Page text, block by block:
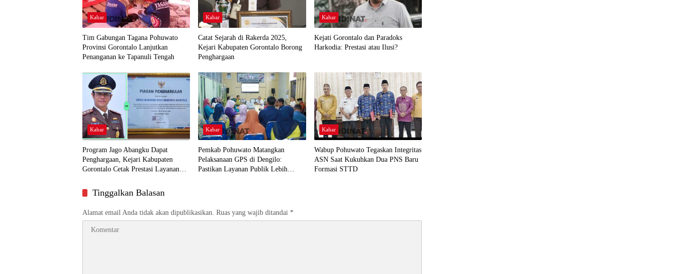
Kabar
Tim Gabungan Tagana Pohuwato
Provinsi Gorontalo Lanjutkan
Penanganan ke Tapanuli Tengah
Kabar
Catat Sejarah di Rakerda 2025,
Kejari Kabupaten Gorontalo Borong
Penghargaan
Kabar
Kejati Gorontalo dan Paradoks
Harkodia: Prestasi atau Ilusi?
Kabar
Program Jago Abangku Dapat
Penghargaan, Kejari Kabupaten
Gorontalo Cetak Prestasi Layanan
Kabar
Pemkab Pohuwato Matangkan
Pelaksanaan GPS di Dengilo:
Pastikan Layanan Publik Lebih
Kabar
Wabup Pohuwato Tegaskan Integritas
ASN Saat Kukuhkan Dua PNS Baru
Formasi STTD
Tinggalkan Balasan
Alamat email Anda tidak akan dipublikasikan. Ruas yang wajib ditandai *